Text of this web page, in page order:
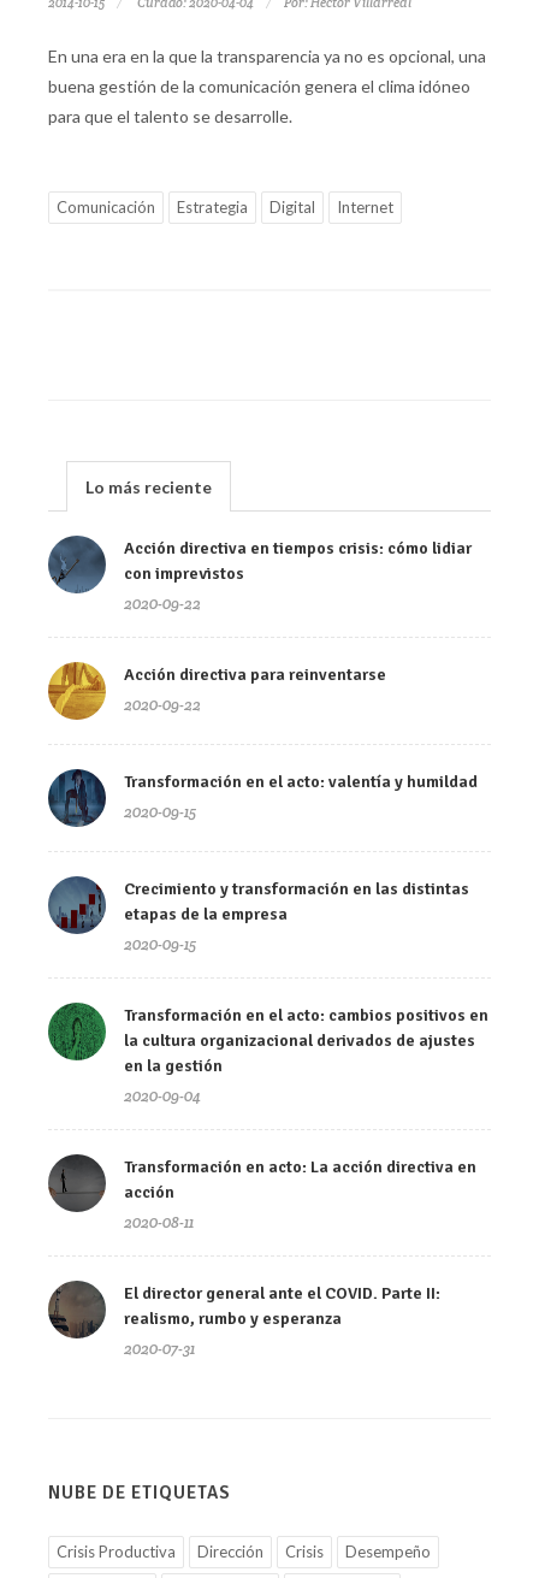
En una era en la que la transparencia ya no es opcional, una
buena gestión de la comunicación genera el clima idóneo
para que el talento se desarrolle.
Comunicación Estrategia Digital Internet
Lo más reciente
Acción directiva en tiempos crisis: cómo lidiar
con imprevistos
2020-09-22
Acción directiva para reinventarse
2020-09-22
Transformación en el acto: valentía y humildad
2020-09-15
Crecimiento y transformación en las distintas
etapas de la empresa
2020-09-15
Transformación en el acto: cambios positivos en
la cultura organizacional derivados de ajustes
en la gestión
2020-09-04
Transformación en acto: La acción directiva en
acción
2020-08-11
El director general ante el COVID. Parte II:
realismo, rumbo y esperanza
2020-07-31
NUBE DE ETIQUETAS
Crisis Productiva Dirección Crisis
Desempeño